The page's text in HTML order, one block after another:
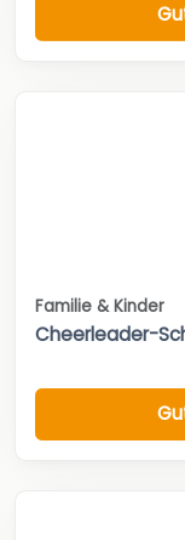
Familie & Kinder
Cheerleader-